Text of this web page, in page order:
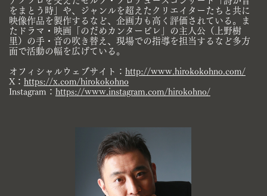
をまとう時」や、ジャンルを超えたクリエイターたちと共に
映像作品を​製作するなど、企画力も高く評価されている。ま
たドラマ・映画「のだめカンタービレ」の主人公（上野樹
里）の手・音の吹き替え、現​場での指導を担当するなど多方
面で活動の幅を広げている。
オフィシャルウェブサイト： http://www.hirokokohno.com/
X： https://x.com/hirokokohno
Instagram： https://www.instagram.com/hirokohno/